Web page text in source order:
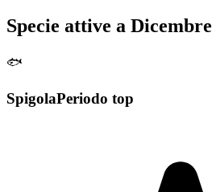
Specie attive a Dicembre
🐟
SpigolaPeriodo top